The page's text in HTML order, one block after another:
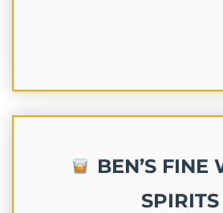
BEN’S FINE
SPIRITS